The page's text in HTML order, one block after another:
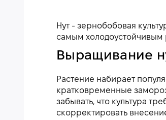
Нут - зернобобовая
самым холодоустойчивым
Выращивание
Растение набирает
кратковременные
забывать, что культура
скорректировать